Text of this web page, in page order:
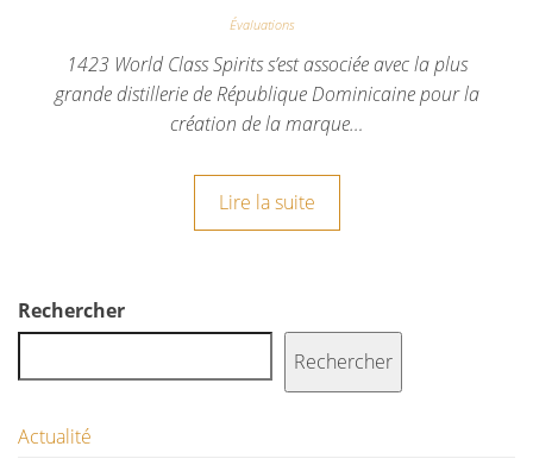
Évaluations
1423 World Class Spirits s’est associée avec la plus
grande distillerie de République Dominicaine pour la
création de la marque…
Lire la suite
Rechercher
Rechercher
Actualité